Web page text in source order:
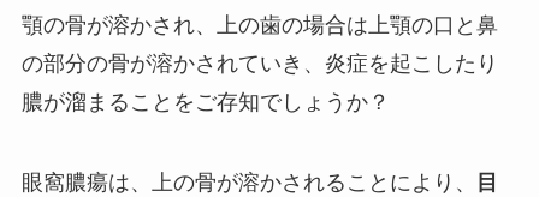
顎の骨が溶かされ、上の歯の場合は上顎の口と鼻
の部分の骨が溶かされていき、炎症を起こしたり
膿が溜まることをご存知でしょうか？
眼窩膿瘍は、上の骨が溶かされることにより、
目